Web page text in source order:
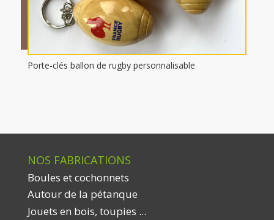
Porte-clés ballon de rugby personnalisable
NOS FABRICATIONS
Boules et cochonnets
Autour de la pétanque
Jouets en bois, toupies ...